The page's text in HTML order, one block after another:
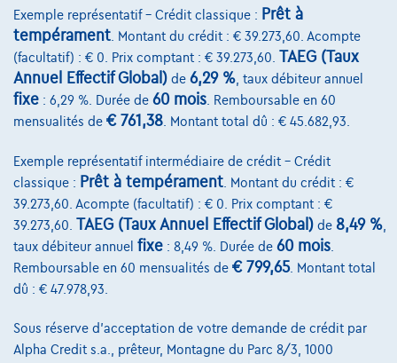
Volkswagen Golf
R-Line | 1.5 TSI 150cv | Carplay | Caméra | GPS | Led Matrix
Exemple représentatif – Crédit classique : Prêt à
tempérament . Montant du crédit : € 39.273,60. Acompte
(facultatif) : € 0. Prix comptant : € 39.273,60. TAEG (Taux
Annuel Effectif Global) de 6,29 % , taux débiteur annuel
fixe : 6,29 %. Durée de 60 mois . Remboursable en 60
mensualités de € 761,38 . Montant total dû : € 45.682,93.
Exemple représentatif intermédiaire de crédit – Crédit
classique : Prêt à tempérament . Montant du crédit : €
39.273,60. Acompte (facultatif) : € 0. Prix comptant : €
39.273,60. TAEG (Taux Annuel Effectif Global) de 8,49 %
taux débiteur annuel fixe : 8,49 %. Durée de 60 mois
Remboursable en 60 mensualités de € 799,65. Montant total
dû : € 47.978,93.
Sous réserve d'acceptation de votre demande de crédit par
Alpha Credit s.a., prêteur, Montagne du Parc 8/3, 1000